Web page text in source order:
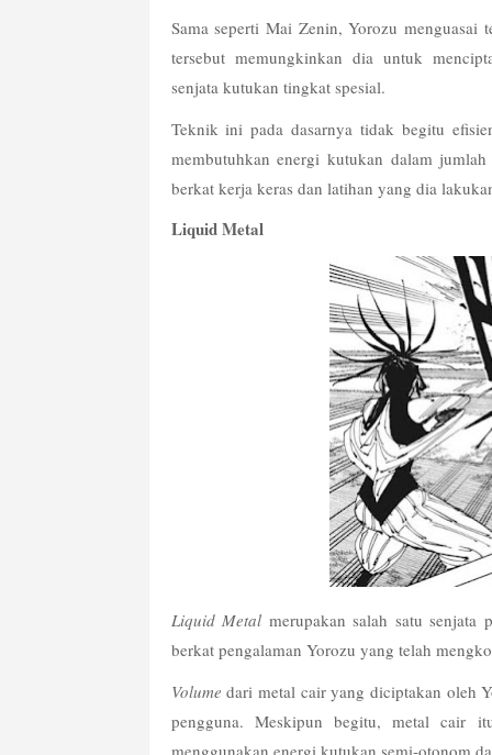
Sama seperti Mai Zenin, Yorozu
tersebut memungkinkan dia untuk
senjata kutukan tingkat spesial.
Teknik ini pada dasarnya tidak begitu
membutuhkan energi kutukan dalam
berkat kerja keras dan latihan yang dia
Liquid Metal
Liquid Metal merupakan salah satu
berkat pengalaman Yorozu yang telah
Volume dari metal cair yang diciptakan oleh
pengguna. Meskipun begitu, metal cair
menggunakan energi kutukan semi-otonom